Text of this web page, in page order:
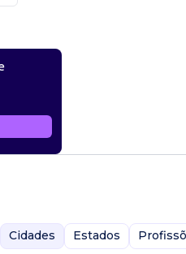
Cidades Estados